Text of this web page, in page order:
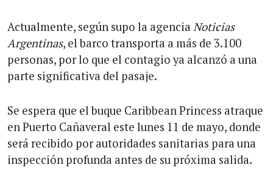
Actualmente, según supo la agencia Noticias
Argentinas, el barco transporta a más de 3.100
personas, por lo que el contagio ya alcanzó a una
parte significativa del pasaje.
Se espera que el buque Caribbean Princess atraque
en Puerto Cañaveral este lunes 11 de mayo, donde
será recibido por autoridades sanitarias para una
inspección profunda antes de su próxima salida.